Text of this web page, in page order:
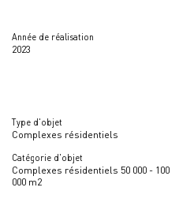
Année de réalisation
2023
Type d'objet
Complexes résidentiels
Catégorie d'objet
Complexes résidentiels 50 000 - 100
000 m2